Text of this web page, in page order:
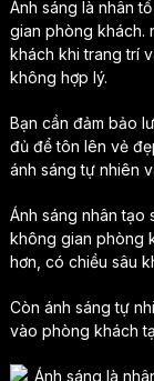
Ánh sáng là nhân
gian phòng khách.
khách khi trang trí
không hợp lý.
Bạn cần đảm bảo
đủ để tôn lên vẻ
ánh sáng tự nhiên
Ánh sáng nhân tạo
không gian phòng
hơn, có chiều sâu
Còn ánh sáng tự
vào phòng khách